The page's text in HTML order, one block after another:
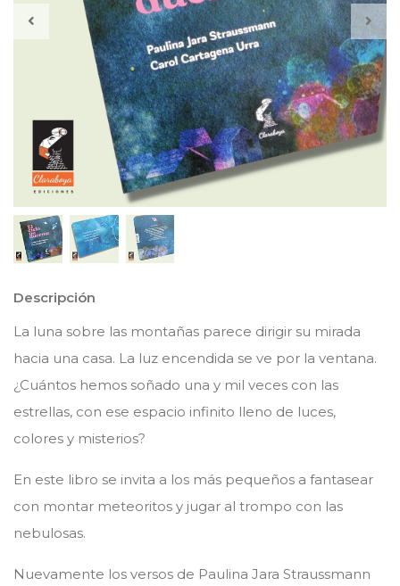
Descripción
La luna sobre las montañas parece dirigir su mirada
hacia una casa. La luz encendida se ve por la ventana.
¿Cuántos hemos soñado una y mil veces con las
estrellas, con ese espacio infinito lleno de luces,
colores y misterios?
En este libro se invita a los más pequeños a fantasear
con montar meteoritos y jugar al trompo con las
nebulosas.
Nuevamente los versos de Paulina Jara Straussmann